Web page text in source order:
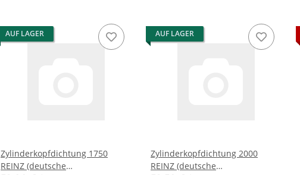
AUF LAGER
Zylinderkopfdichtung 1750
REINZ (deutsche
AUF LAGER
Zylinderkopfdichtung 2000
REINZ (deutsche